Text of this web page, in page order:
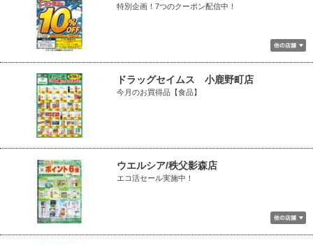
特別企画！7つのクーポン配信中！
ドラッグセイムス 小鹿野町店
今月のお買得品【食品】
ウエルシア/秩父影森店
エコ活セール実施中！